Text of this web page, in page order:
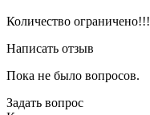
Количество ограничено!!!
Написать отзыв
Пока не было вопросов.
Задать вопрос